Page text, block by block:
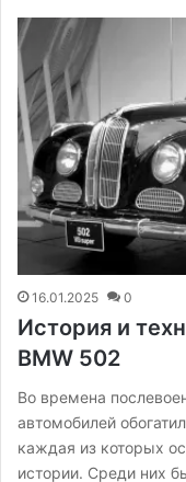
16.01.2025 0
История и
BMW 502
Во времена
автомобилей
каждая из которых
истории. Среди них